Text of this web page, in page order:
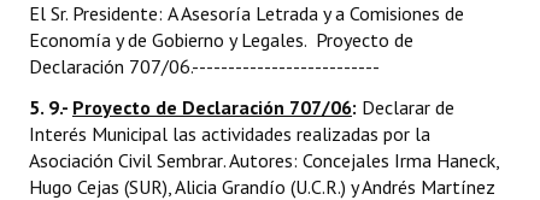
El Sr. Presidente: A Asesoría Letrada y a Comisiones de
Economía y de Gobierno y Legales. Proyecto de
Declaración 707/06.--------------------------
5. 9.- Proyecto de Declaración 707/06: Declarar de
Interés Municipal las actividades realizadas por la
Asociación Civil Sembrar. Autores: Concejales Irma Haneck,
Hugo Cejas (SUR), Alicia Grandío (U.C.R.) y Andrés Martínez